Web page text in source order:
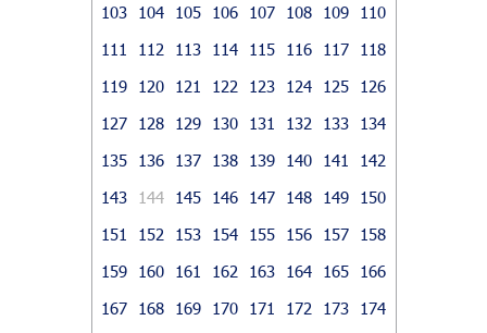
103
104 105 106 107 108 109
110
111
112 113 114 115 116 117
118
119
120 121 122 123 124 125
126
127
128 129 130 131 132 133
134
135
136 137 138 139 140 141
142
143
144 145 146 147 148 149
150
151
152 153 154 155 156 157
158
159
160 161 162 163 164 165
166
167
168 169 170 171 172 173
174